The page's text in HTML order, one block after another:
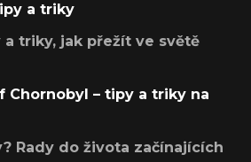
a triky
a triky, jak přežít ve světě
Chornobyl – tipy a triky na
Rady do života začínajících